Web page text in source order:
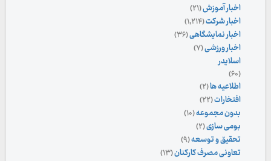
اخبار آموزش(۲۱)
اخبار شرکت(۱,۲۱۴)
اخبار نمایشگاهی(۳۶)
اخبار ورزشی(۷)
اسلایدر
(۶۰)
اطلاعیه ها(۲)
افتخارات(۲۲)
بدون مجموعه(۱۰)
بومی سازی(۲)
تحقیق و توسعه(۹)
تعاونی مصرف کارکنان(۱۳)